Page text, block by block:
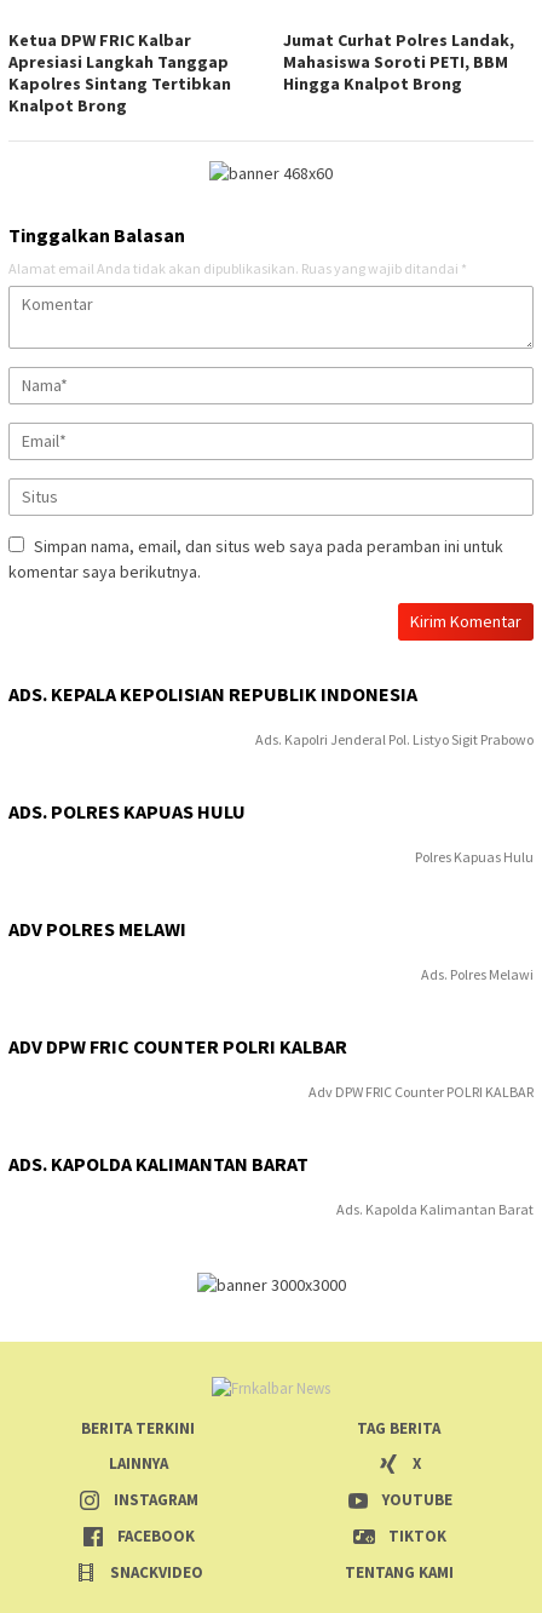
Ketua DPW FRIC Kalbar
Apresiasi Langkah Tanggap
Kapolres Sintang Tertibkan
Knalpot Brong
Jumat Curhat Polres Landak,
Mahasiswa Soroti PETI, BBM
Hingga Knalpot Brong
Tinggalkan Balasan
Alamat email Anda tidak akan dipublikasikan. Ruas yang wajib ditandai *
Simpan nama, email, dan situs web saya pada peramban ini untuk
komentar saya berikutnya.
ADS. KEPALA KEPOLISIAN REPUBLIK INDONESIA
Ads. Kapolri Jenderal Pol. Listyo Sigit Prabowo
ADS. POLRES KAPUAS HULU
Polres Kapuas Hulu
ADV POLRES MELAWI
Ads. Polres Melawi
ADV DPW FRIC COUNTER POLRI KALBAR
Adv DPW FRIC Counter POLRI KALBAR
ADS. KAPOLDA KALIMANTAN BARAT
Ads. Kapolda Kalimantan Barat
BERITA TERKINI
TAG BERITA
LAINNYA
X
INSTAGRAM
YOUTUBE
FACEBOOK
TIKTOK
SNACKVIDEO
TENTANG KAMI